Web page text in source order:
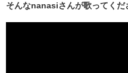
そんなnanasiさんが歌ってくだ